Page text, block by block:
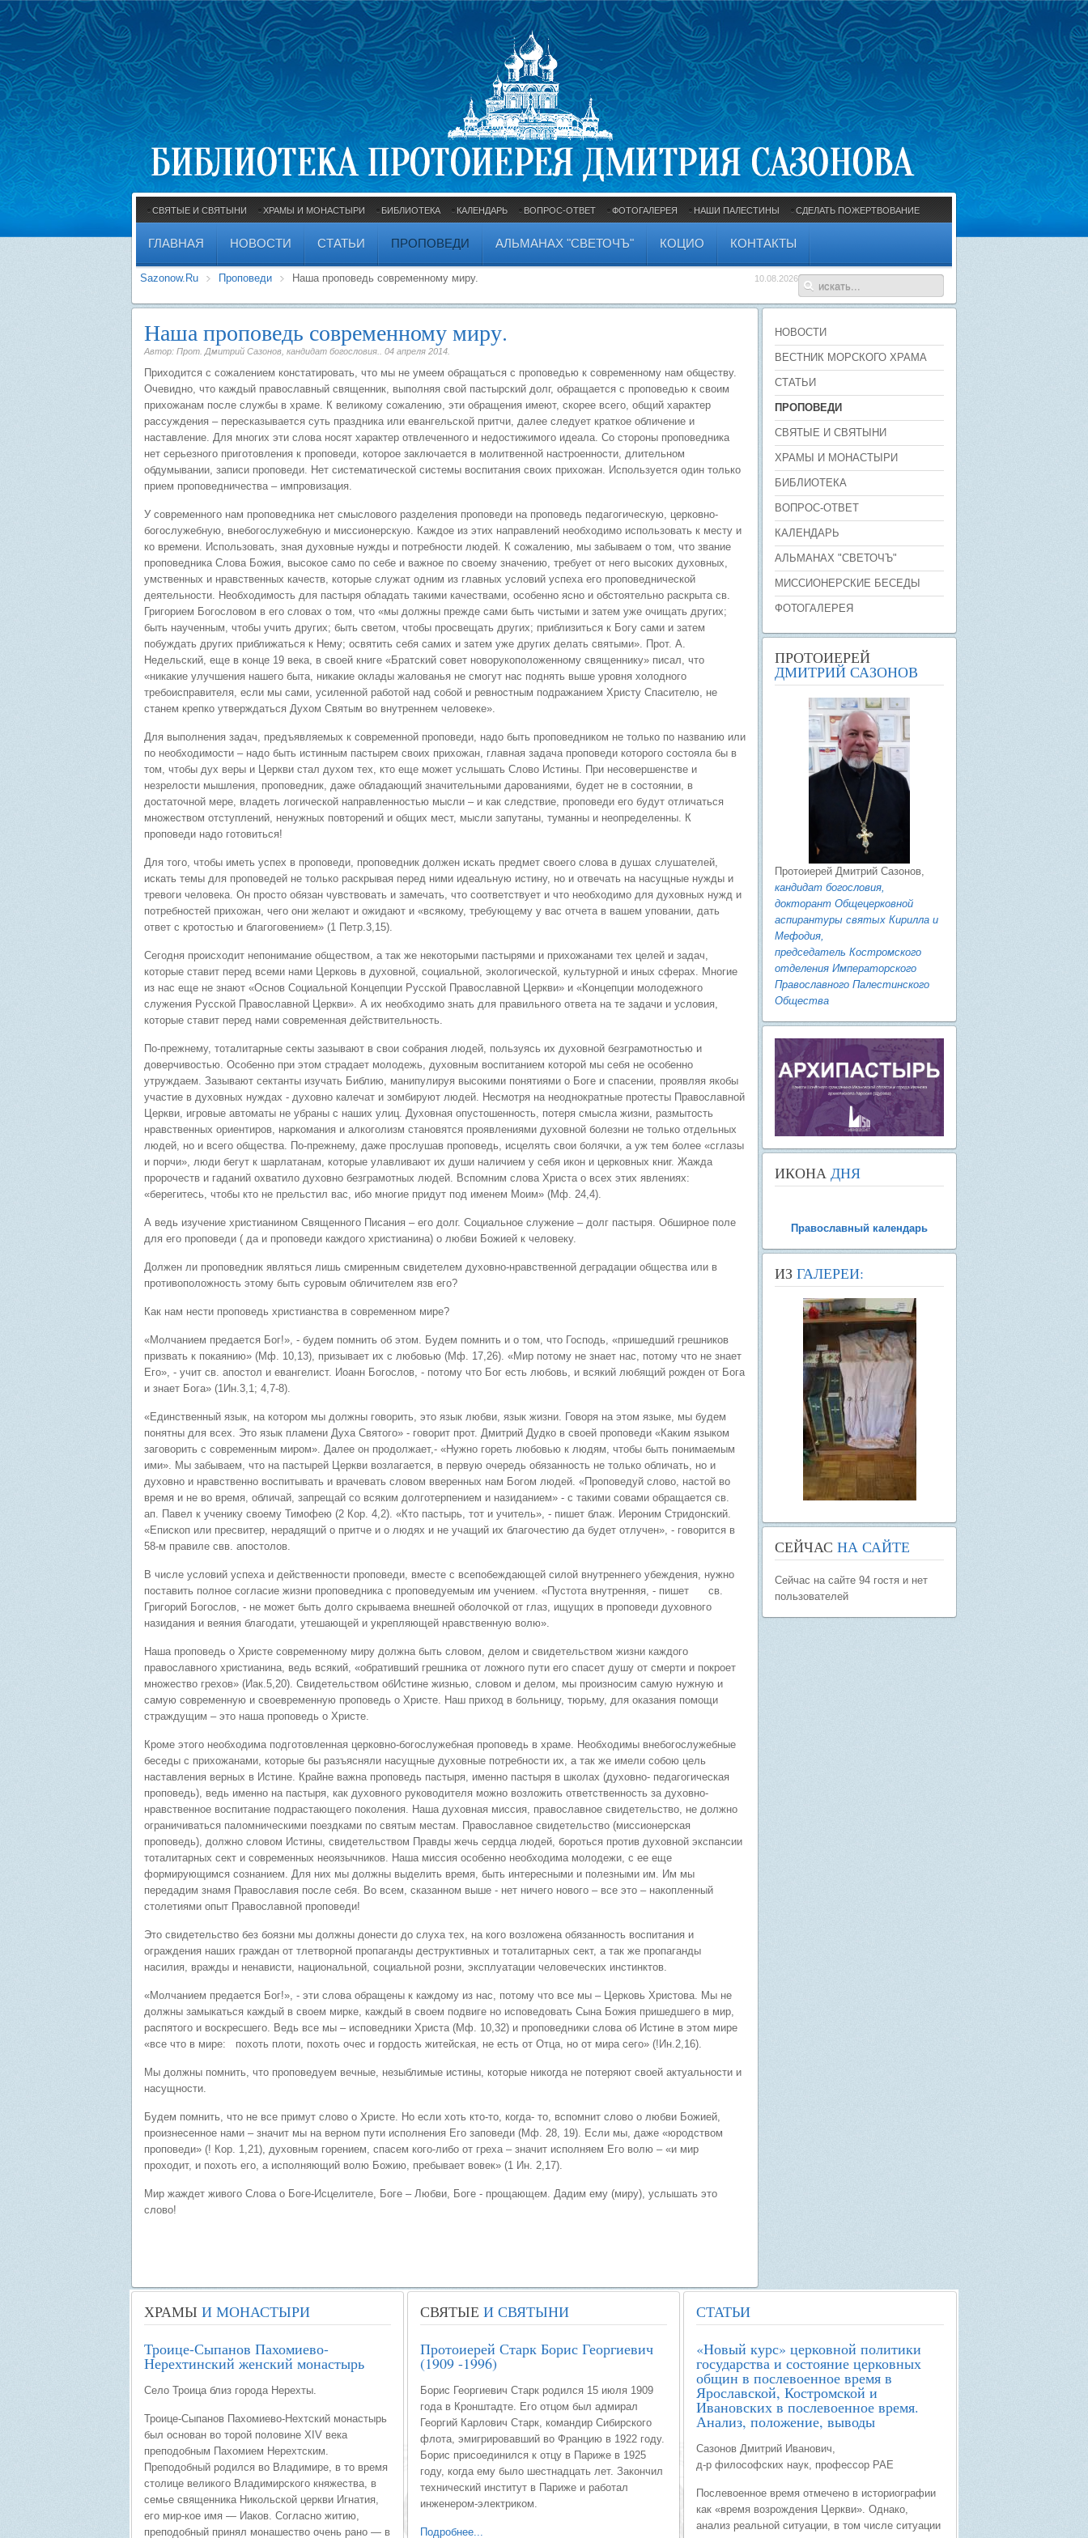
СВЯТЫЕ И СВЯТЫНИ ХРАМЫ И МОНАСТЫРИ БИБЛИОТЕКА КАЛЕНДАРЬ ВОПРОС-ОТВЕТ ФОТОГАЛЕРЕЯ НАШИ ПАЛЕСТИНЫ СДЕЛАТЬ ПОЖЕРТВОВАНИЕ
ГЛАВНАЯ НОВОСТИ СТАТЬИ ПРОПОВЕДИ АЛЬМАНАХ "СВЕТОЧЪ" КОЦИО КОНТАКТЫ
10.08.2026
Sazonow.Ru Проповеди Наша проповедь современному миру.
Наша проповедь современному миру.
Автор: Прот. Дмитрий Сазонов, кандидат богословия.. 04 апреля 2014
Приходится с сожалением констатировать, что мы не умеем обращаться с проповедью к современному нам обществу.
Очевидно, что каждый православный священник, выполняя свой пастырский долг, обращается с проповедью к своим
прихожанам после службы в храме. К великому сожалению, эти обращения имеют, скорее всего, общий характер
рассуждения – пересказывается суть праздника или евангельской притчи, далее следует краткое обличение и
наставление. Для многих эти слова носят характер отвлеченного и недостижимого идеала. Со стороны проповедника
нет серьезного приготовления к проповеди, которое заключается в молитвенной настроенности, длительном
обдумывании, записи проповеди. Нет систематической системы воспитания своих прихожан. Используется один только
прием проповедничества – импровизация.
У современного нам проповедника нет смыслового разделения проповеди на проповедь педагогическую, церковно-
богослужебную, внебогослужебную и миссионерскую. Каждое из этих направлений необходимо использовать к месту и
ко времени. Использовать, зная духовные нужды и потребности людей. К сожалению, мы забываем о том, что звание
проповедника Слова Божия, высокое само по себе и важное по своему значению, требует от него высоких духовных,
умственных и нравственных качеств, которые служат одним из главных условий успеха его проповеднической
деятельности. Необходимость для пастыря обладать такими качествами, особенно ясно и обстоятельно раскрыта св.
Григорием Богословом в его словах о том, что «мы должны прежде сами быть чистыми и затем уже очищать других;
быть наученным, чтобы учить других; быть светом, чтобы просвещать других; приблизиться к Богу сами и затем
побуждать других приближаться к Нему; освятить себя самих и затем уже других делать святыми». Прот. А.
Недельский, еще в конце 19 века, в своей книге «Братский совет новорукоположенному священнику» писал, что
«никакие улучшения нашего быта, никакие оклады жалованья не смогут нас поднять выше уровня холодного
требоисправителя, если мы сами, усиленной работой над собой и ревностным подражанием Христу Спасителю, не
станем крепко утверждаться Духом Святым во внутреннем человеке».
Для выполнения задач, предъявляемых к современной проповеди, надо быть проповедником не только по названию или
по необходимости – надо быть истинным пастырем своих прихожан, главная задача проповеди которого состояла бы в
том, чтобы дух веры и Церкви стал духом тех, кто еще может услышать Слово Истины. При несовершенстве и
незрелости мышления, проповедник, даже обладающий значительными дарованиями, будет не в состоянии, в
достаточной мере, владеть логической направленностью мысли – и как следствие, проповеди его будут отличаться
множеством отступлений, ненужных повторений и общих мест, мысли запутаны, туманны и неопределенны. К
проповеди надо готовиться!
Для того, чтобы иметь успех в проповеди, проповедник должен искать предмет своего слова в душах слушателей,
искать темы для проповедей не только раскрывая перед ними идеальную истину, но и отвечать на насущные нужды и
тревоги человека. Он просто обязан чувствовать и замечать, что соответствует и что необходимо для духовных нужд и
потребностей прихожан, чего они желают и ожидают и «всякому, требующему у вас отчета в вашем уповании, дать
ответ с кротостью и благоговением» (1 Петр.3,15).
Сегодня происходит непонимание обществом, а так же некоторыми пастырями и прихожанами тех целей и задач,
которые ставит перед всеми нами Церковь в духовной, социальной, экологической, культурной и иных сферах. Многие
из нас еще не знают «Основ Социальной Концепции Русской Православной Церкви» и «Концепции молодежного
служения Русской Православной Церкви». А их необходимо знать для правильного ответа на те задачи и условия,
которые ставит перед нами современная действительность.
По-прежнему, тоталитарные секты зазывают в свои собрания людей, пользуясь их духовной безграмотностью и
доверчивостью. Особенно при этом страдает молодежь, духовным воспитанием которой мы себя не особенно
утруждаем. Зазывают сектанты изучать Библию, манипулируя высокими понятиями о Боге и спасении, проявляя якобы
участие в духовных нуждах - духовно калечат и зомбируют людей. Несмотря на неоднократные протесты Православной
Церкви, игровые автоматы не убраны с наших улиц. Духовная опустошенность, потеря смысла жизни, размытость
нравственных ориентиров, наркомания и алкоголизм становятся проявлениями духовной болезни не только отдельных
людей, но и всего общества. По-прежнему, даже прослушав проповедь, исцелять свои болячки, а уж тем более «сглазы
и порчи», люди бегут к шарлатанам, которые улавливают их души наличием у себя икон и церковных книг. Жажда
пророчеств и гаданий охватило духовно безграмотных людей. Вспомним слова Христа о всех этих явлениях:
«берегитесь, чтобы кто не прельстил вас, ибо многие придут под именем Моим» (Мф. 24,4).
А ведь изучение христианином Священного Писания – его долг. Социальное служение – долг пастыря. Обширное поле
для его проповеди ( да и проповеди каждого христианина) о любви Божией к человеку.
Должен ли проповедник являться лишь смиренным свидетелем духовно-нравственной деградации общества или в
противоположность этому быть суровым обличителем язв его?
Как нам нести проповедь христианства в современном мире?
«Молчанием предается Бог!», - будем помнить об этом. Будем помнить и о том, что Господь, «пришедший грешников
призвать к покаянию» (Мф. 10,13), призывает их с любовью (Мф. 17,26). «Мир потому не знает нас, потому что не знает
Его», - учит св. апостол и евангелист. Иоанн Богослов, - потому что Бог есть любовь, и всякий любящий рожден от Бога
и знает Бога» (1Ин.3,1; 4,7-8).
«Единственный язык, на котором мы должны говорить, это язык любви, язык жизни. Говоря на этом языке, мы будем
понятны для всех. Это язык пламени Духа Святого» - говорит прот. Дмитрий Дудко в своей проповеди «Каким языком
заговорить с современным миром». Далее он продолжает,- «Нужно гореть любовью к людям, чтобы быть понимаемым
ими». Мы забываем, что на пастырей Церкви возлагается, в первую очередь обязанность не только обличать, но и
духовно и нравственно воспитывать и врачевать словом вверенных нам Богом людей. «Проповедуй слово, настой во
время и не во время, обличай, запрещай со всяким долготерпением и назиданием» - с такими совами обращается св.
ап. Павел к ученику своему Тимофею (2 Кор. 4,2). «Кто пастырь, тот и учитель», - пишет блаж. Иероним Стридонский.
«Епископ или пресвитер, нерадящий о притче и о людях и не учащий их благочестию да будет отлучен», - говорится в
58-м правиле свв. апостолов.
В числе условий успеха и действенности проповеди, вместе с всепобеждающей силой внутреннего убеждения, нужно
поставить полное согласие жизни проповедника с проповедуемым им учением. «Пустота внутренняя, - пишет св.
Григорий Богослов, - не может быть долго скрываема внешней оболочкой от глаз, ищущих в проповеди духовного
назидания и веяния благодати, утешающей и укрепляющей нравственную волю».
Наша проповедь о Христе современному миру должна быть словом, делом и свидетельством жизни каждого
православного христианина, ведь всякий, «обративший грешника от ложного пути его спасет душу от смерти и покроет
множество грехов» (Иак.5,20). Свидетельством обИстине жизнью, словом и делом, мы произносим самую нужную и
самую современную и своевременную проповедь о Христе. Наш приход в больницу, тюрьму, для оказания помощи
страждущим – это наша проповедь о Христе.
Кроме этого необходима подготовленная церковно-богослужебная проповедь в храме. Необходимы внебогослужебные
беседы с прихожанами, которые бы разъясняли насущные духовные потребности их, а так же имели собою цель
наставления верных в Истине. Крайне важна проповедь пастыря, именно пастыря в школах (духовно- педагогическая
проповедь), ведь именно на пастыря, как духовного руководителя можно возложить ответственность за духовно-
нравственное воспитание подрастающего поколения. Наша духовная миссия, православное свидетельство, не должно
ограничиваться паломническими поездками по святым местам. Православное свидетельство (миссионерская
проповедь), должно словом Истины, свидетельством Правды жечь сердца людей, бороться против духовной экспансии
тоталитарных сект и современных неоязычников. Наша миссия особенно необходима молодежи, с ее еще
формирующимся сознанием. Для них мы должны выделить время, быть интересными и полезными им. Им мы
передадим знамя Православия после себя. Во всем, сказанном выше - нет ничего нового – все это – накопленный
столетиями опыт Православной проповеди!
Это свидетельство без боязни мы должны донести до слуха тех, на кого возложена обязанность воспитания и
ограждения наших граждан от тлетворной пропаганды деструктивных и тоталитарных сект, а так же пропаганды
насилия, вражды и ненависти, национальной, социальной розни, эксплуатации человеческих инстинктов.
«Молчанием предается Бог!», - эти слова обращены к каждому из нас, потому что все мы – Церковь Христова. Мы не
должны замыкаться каждый в своем мирке, каждый в своем подвиге но исповедовать Сына Божия пришедшего в мир,
распятого и воскресшего. Ведь все мы – исповедники Христа (Мф. 10,32) и проповедники слова об Истине в этом мире
«все что в мире: похоть плоти, похоть очес и гордость житейская, не есть от Отца, но от мира сего» (!Ин.2,16).
Мы должны помнить, что проповедуем вечные, незыблимые истины, которые никогда не потеряют своей актуальности и
насущности.
Будем помнить, что не все примут слово о Христе. Но если хоть кто-то, когда- то, вспомнит слово о любви Божией,
произнесенное нами – значит мы на верном пути исполнения Его заповеди (Мф. 28, 19). Если мы, даже «юродством
проповеди» (! Кор. 1,21), духовным горением, спасем кого-либо от греха – значит исполняем Его волю – «и мир
проходит, и похоть его, а исполняющий волю Божию, пребывает вовек» (1 Ин. 2,17).
Мир жаждет живого Слова о Боге-Исцелителе, Боге – Любви, Боге - прощающем. Дадим ему (миру), услышать это
слово!
НОВОСТИ
ВЕСТНИК МОРСКОГО ХРАМА
СТАТЬИ
ПРОПОВЕДИ
СВЯТЫЕ И СВЯТЫНИ
ХРАМЫ И МОНАСТЫРИ
БИБЛИОТЕКА
ВОПРОС-ОТВЕТ
КАЛЕНДАРЬ
АЛЬМАНАХ "СВЕТОЧЪ"
МИССИОНЕРСКИЕ БЕСЕДЫ
ФОТОГАЛЕРЕЯ
ПРОТОИЕРЕЙ
ДМИТРИЙ САЗОНОВ
Протоиерей Дмитрий Сазонов,
кандидат богословия,
докторант Общецерковной
аспирантуры святых Кирилла и
Мефодия,
председатель Костромского
отделения Императорского
Православного Палестинского
Общества
ИКОНА ДНЯ
Православный календарь
ИЗ ГАЛЕРЕИ:
СЕЙЧАС НА САЙТЕ
Сейчас на сайте 94 гостя и нет
пользователей
ХРАМЫ И МОНАСТЫРИ
Троице-Сыпанов Пахомиево-
Нерехтинский женский монастырь
Село Троица близ города Нерехты.
Троице-Сыпанов Пахомиево-Нехтский монастырь
был основан во торой половине XIV века
преподобным Пахомием Нерехтским.
Преподобный родился во Владимире, в то время
столице великого Владимирского княжества, в
семье священника Никольской церкви Игнатия,
его мир-кое имя — Иаков. Согласно житию,
преподобный принял монашество очень рано — в
СВЯТЫЕ И СВЯТЫНИ
Протоиерей Старк Борис Георгиевич
(1909 -1996)
Борис Георгиевич Старк родился 15 июля 1909
года в Кронштадте. Его отцом был адмирал
Георгий Карлович Старк, командир Сибирского
флота, эмигрировавший во Францию в 1922 году.
Борис присоединился к отцу в Париже в 1925
году, когда ему было шестнадцать лет. Закончил
технический институт в Париже и работал
инженером-электриком.
Подробнее...
СТАТЬИ
«Новый курс» церковной политики
государства и состояние церковных
общин в послевоенное время в
Ярославской, Костромской и
Ивановских в послевоенное время.
Анализ, положение, выводы
Сазонов Дмитрий Иванович,
д-р философских наук, профессор РАЕ
Послевоенное время отмечено в историографии
как «время возрождения Церкви». Однако,
анализ реальной ситуации, в том числе ситуации